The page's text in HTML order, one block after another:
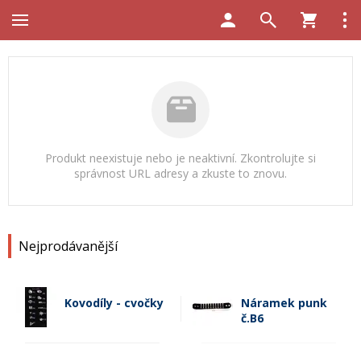
Nejprodávanější
Kovodíly - cvočky
Náramek punk
č.B6
Produkt neexistuje nebo je neaktivní. Zkontrolujte si
správnost URL adresy a zkuste to znovu.